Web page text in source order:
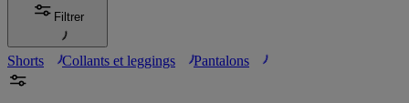
Filtrer
Shorts Collants et leggings Pantalons